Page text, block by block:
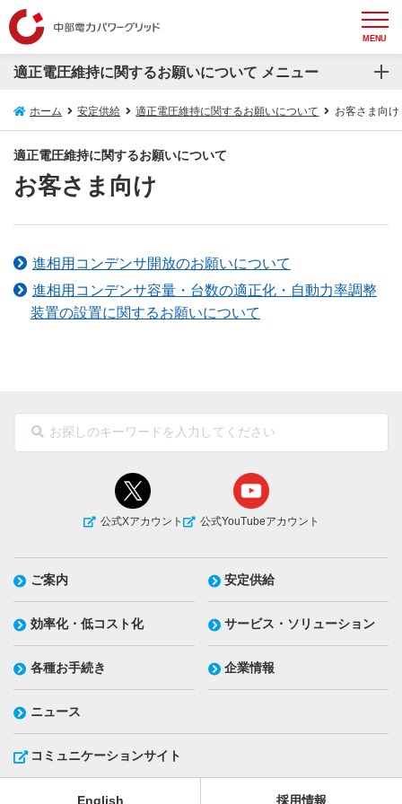
MENU
適正電圧維持に関するお願いについて メニュー
適正電圧維持に関するお願いについて
お客さま向け
電気工事店さま、電気主任技術者さま向け
ホーム 安定供給 適正電圧維持に関するお願いについて お客さま向け
適正電圧維持に関するお願いについて
お客さま向け
進相用コンデンサ開放のお願いについて
進相用コンデンサ容量・台数の適正化・自動力率調整
装置の設置に関するお願いについて
公式Xアカウント 公式YouTubeアカウント
ご案内 安定供給
効率化・低コスト化 サービス・ソリューション
各種お手続き 企業情報
ニュース
コミュニケーションサイト
English 採用情報